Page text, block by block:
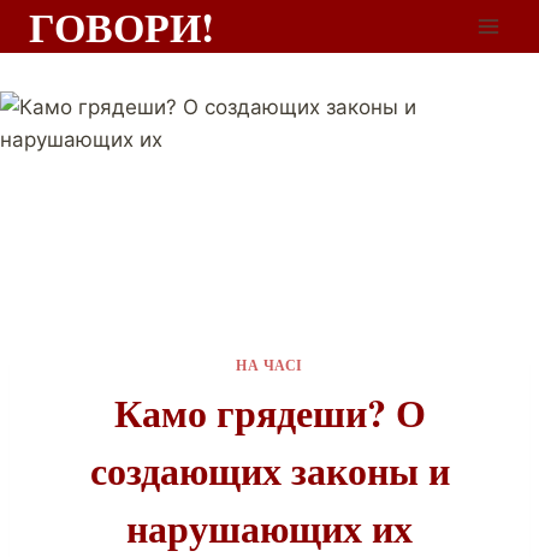
ГОВОРИ!
НА ЧАСІ
Камо грядеши? О
создающих законы и
нарушающих их